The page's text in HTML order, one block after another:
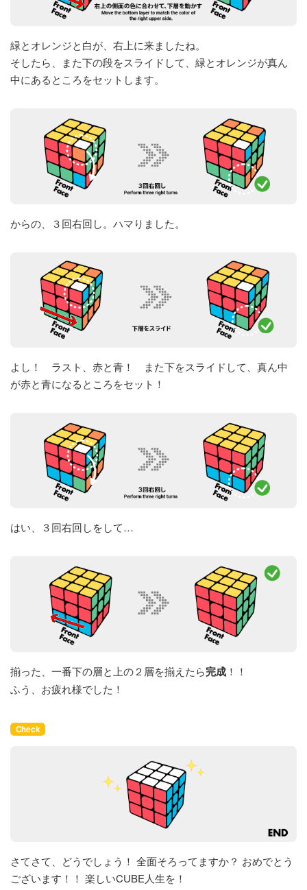
緑とオレンジと白が、右上に来ましたね。
そしたら、また下の段をスライドして、緑とオレンジが真ん
中にあるところをセットします。
からの、３回右回し。ハマりました。
よし！ ラスト、赤と青！ また下をスライドして、真ん中
が赤と青になるところをセット！
はい、３回右回しをして…
揃った、一番下の層と上の２層を揃えたら完成 ！！
ふう、お疲れ様でした！
Check
さてさて、どうでしょう！ 全面そろってますか？ おめでとう
ございます！！ 楽しいCUBE人生を！